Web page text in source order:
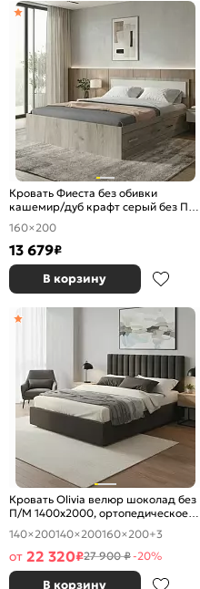
Кровать Фиеста без обивки
кашемир/дуб крафт серый без П/
М 1600x2000, изголовье жесткое
160×200
13 679₽
В корзину
Кровать Olivia велюр шоколад без
П/М 1400x2000, ортопедическое
основание, изголовье мягкое
140×200140×200160×200+3
от 22 320₽27 900 ₽-20%
В корзину